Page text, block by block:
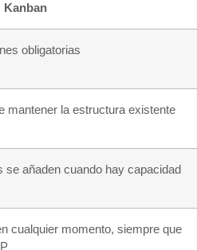
Kanban
obligatorias
mantener la estructura existente
se añaden cuando hay capacidad
cualquier momento, siempre que